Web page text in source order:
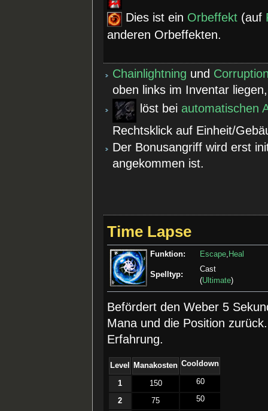
Dies ist ein Orbeffekt (auf
anderen Orbeffekten.
Chainlightning und
oben links im Inventar
löst bei automatischen
Rechtsklick auf Einheit/
Der Bonusangriff wird erst
angekommen ist.
Time Lapse
Funktion: Escape, Heal
Spelltyp:
Cast
(Ultimate)
Befördert den Weber 5
Mana und die Position
Erfahrung.
Level Manakosten Cooldown
1 150 60
2 75 50